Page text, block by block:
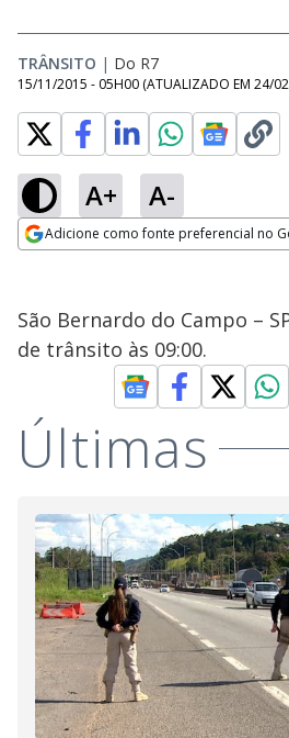
TRÂNSITO | Do R7
15/11/2015 - 05H00 (ATUALIZADO EM 24/
A+ A-
Adicione como fonte preferencial no
São Bernardo do Campo –
de trânsito às 09:00.
Últimas